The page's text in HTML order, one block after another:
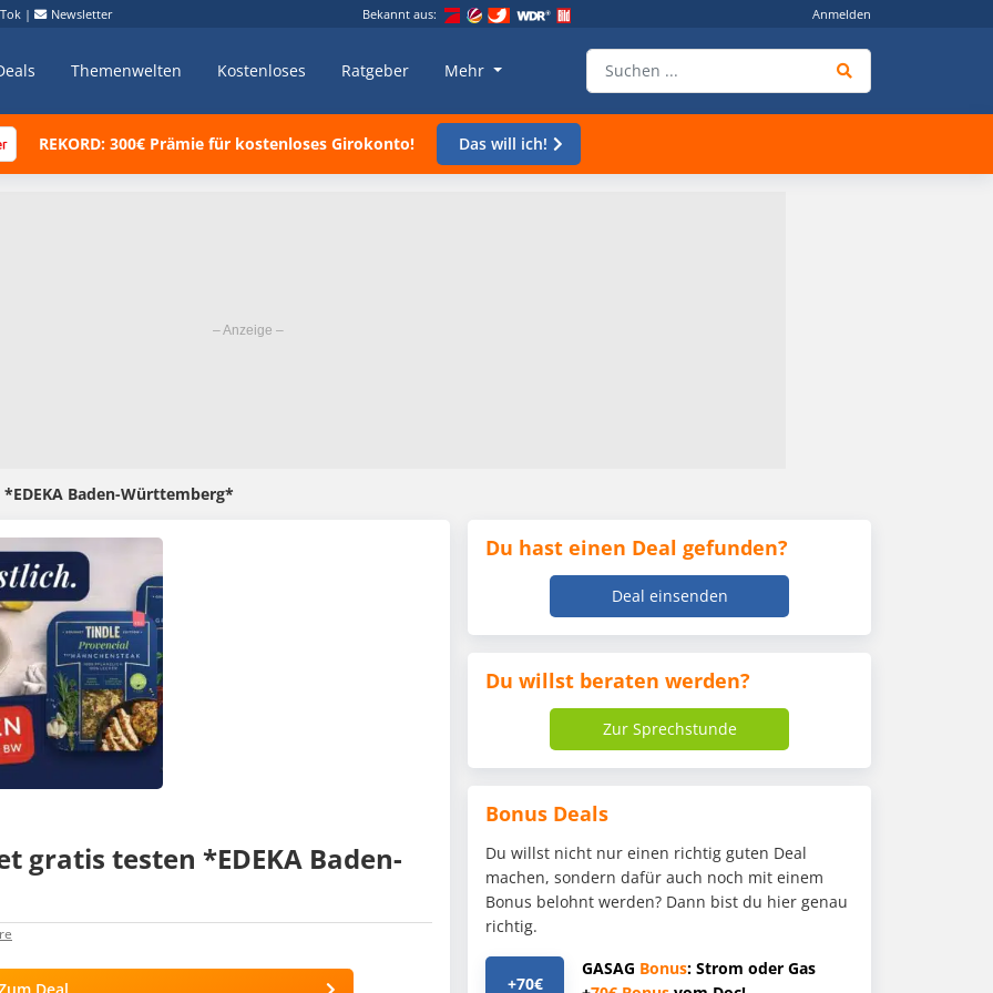
| Newsletter Bekannt aus: Anmelden
Themenwelten Kostenloses Ratgeber Mehr
REKORD: 300€ Prämie für kostenloses Girokonto! Das will ich!
Baden-Württemberg*
gratis testen *EDEKA Baden-
Du hast einen Deal gefunden?
Deal einsenden
Du willst beraten werden?
Zur Sprechstunde
Bonus Deals
Du willst nicht nur einen richtig guten Deal
machen, sondern dafür auch noch mit einem
Bonus belohnt werden? Dann bist du hier genau
richtig.
+70€
GASAG Bonus: Strom oder Gas